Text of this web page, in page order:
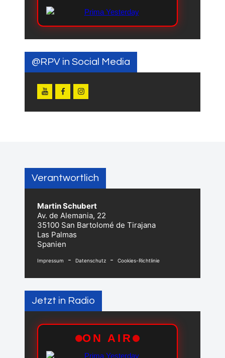
@RPV in Social Media
Verantwortlich
Martin Schubert
Av. de Alemania, 22
35100 San Bartolomé de Tirajana
Las Palmas
Spanien
Impressum - Datenschutz - Cookies-Richtlinie
Jetzt in Radio